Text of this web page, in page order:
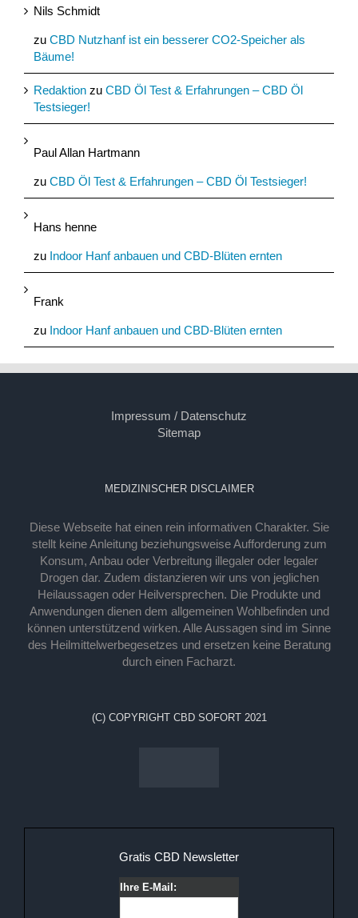
Nils Schmidt
zu CBD Nutzhanf ist ein besserer CO2-Speicher als
Bäume!
Redaktion zu CBD Öl Test & Erfahrungen – CBD Öl
Testsieger!
Paul Allan Hartmann
zu CBD Öl Test & Erfahrungen – CBD Öl Testsieger!
Hans henne
zu Indoor Hanf anbauen und CBD-Blüten ernten
Frank
zu Indoor Hanf anbauen und CBD-Blüten ernten
Impressum / Datenschutz
Sitemap
MEDIZINISCHER DISCLAIMER
Diese Webseite hat einen rein informativen Charakter. Sie
stellt keine Anleitung beziehungsweise Aufforderung zum
Konsum, Anbau oder Verbreitung illegaler oder legaler
Drogen dar. Zudem distanzieren wir uns von jeglichen
Heilaussagen oder Heilversprechen. Die Produkte und
Anwendungen dienen dem allgemeinen Wohlbefinden und
können unterstützend wirken. Alle Aussagen sind im Sinne
des Heilmittelwerbegesetzes und ersetzen keine Beratung
durch einen Facharzt.
(C) COPYRIGHT CBD SOFORT 2021
Gratis CBD Newsletter
Ihre E-Mail: